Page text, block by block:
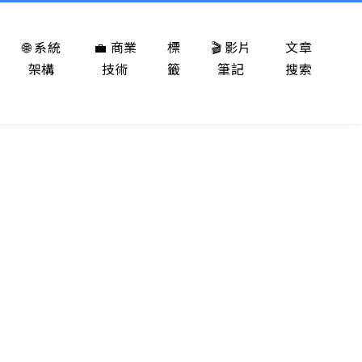
🌐 系統
架構
💼 商業
技術
標
籤
🎬 影片
筆記
文章
搜索